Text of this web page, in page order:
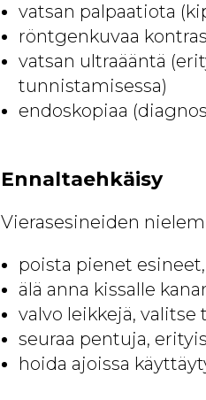
vatsan palpaatiota
röntgenkuvaa
vatsan ultraääntä
tunnistamisessa)
endoskopiaa
Ennaltaehkäisy
Vierasesineiden
poista pienet
älä anna kissalle
valvo leikkejä,
seuraa pentuja,
hoida ajoissa